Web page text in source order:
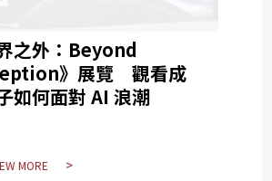
之外：Beyond
》展覽 觀看成
如何面對 AI 浪潮
MORE